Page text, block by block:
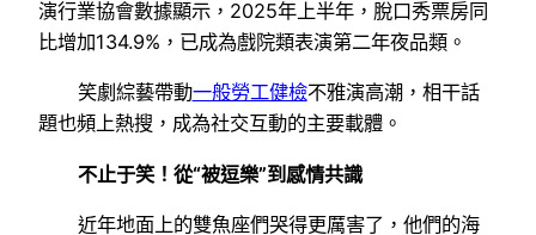
演行業協會數據顯示，2025年上半年，脫口秀票房同
比增加134.9%，已成為戲院類表演第二年夜品類。
笑劇綜藝帶動一般勞工健檢不雅演高潮，相干話
題也頻上熱搜，成為社交互動的主要載體。
不止于笑！從“被逗樂”到感情共識
近年地面上的雙魚座們哭得更厲害了，他們的海